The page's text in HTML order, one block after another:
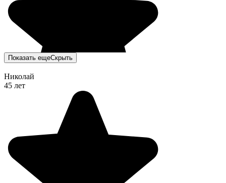
Показать ещеСкрыть
Николай
45 лет